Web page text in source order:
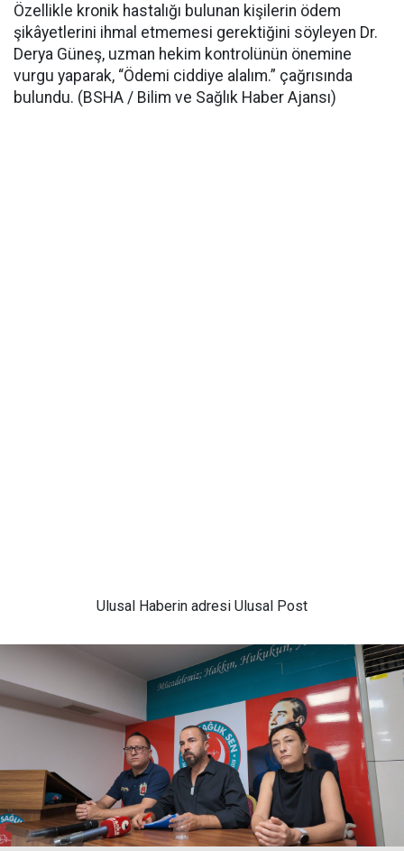
Özellikle kronik hastalığı bulunan kişilerin ödem
şikâyetlerini ihmal etmemesi gerektiğini söyleyen Dr.
Derya Güneş, uzman hekim kontrolünün önemine
vurgu yaparak, “Ödemi ciddiye alalım.” çağrısında
bulundu. (BSHA / Bilim ve Sağlık Haber Ajansı)
Ulusal Haberin adresi Ulusal Post